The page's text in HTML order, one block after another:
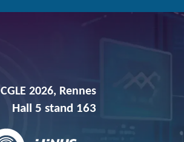
CGLE 2026, Rennes
Hall 5 stand 163